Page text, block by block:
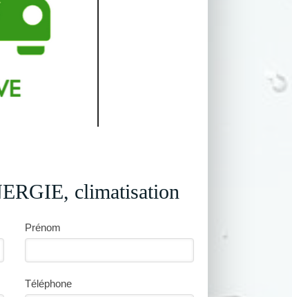
climatisation
Prénom
Téléphone